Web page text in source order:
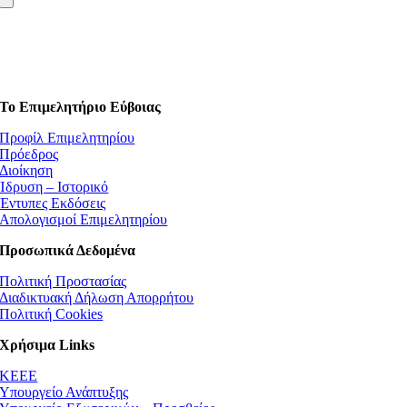
Το Επιμελητήριο Εύβοιας
Προφίλ Επιμελητηρίου
Πρόεδρος
Διοίκηση
Ίδρυση – Ιστορικό
Έντυπες Εκδόσεις
Απολογισμοί Επιμελητηρίου
Προσωπικά Δεδομένα
Πολιτική Προστασίας
Διαδικτυακή Δήλωση Απορρήτου
Πολιτική Cookies
Χρήσιμα Links
ΚEEE
Υπουργείο Ανάπτυξης